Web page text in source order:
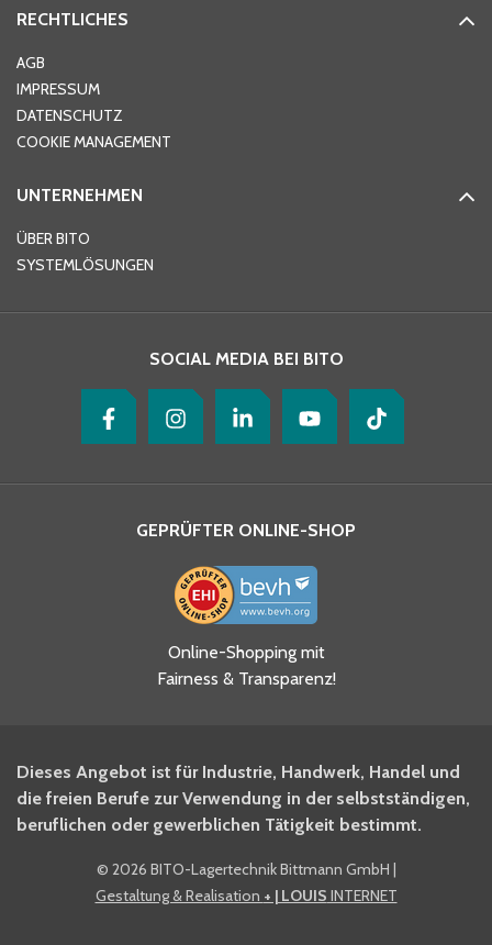
Ort*
Telefon
Ja, ich habe die
Datenschutzhinweise gelesen
und akzeptiere diese.
BITO Newsletter Fachwissen
Intralogistiker anmelden.
Ja, ich möchte mich für den
BITO Shop-Newsletter
RECHTLICHES
AGB
IMPRESSUM
DATENSCHUTZ
COOKIE MANAGEMENT
UNTERNEHMEN
ÜBER BITO
SYSTEMLÖSUNGEN
SOCIAL MEDIA BEI BITO
GEPRÜFTER ONLINE-SHOP
Online-Shopping mit
Fairness & Transparenz!
Dieses Angebot ist für Industrie, Handwerk, Handel und
die freien Berufe zur Verwendung in der selbstständigen,
beruflichen oder gewerblichen Tätigkeit bestimmt.
© 2026 BITO-Lagertechnik Bittmann GmbH |
Gestaltung & Realisation + | LOUIS INTERNET